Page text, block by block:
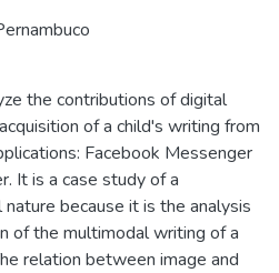
the contributions of digital
of a child's writing from
Facebook Messenger
It is a case study of a
because it is the analysis
of the multimodal writing of a
relation between image and